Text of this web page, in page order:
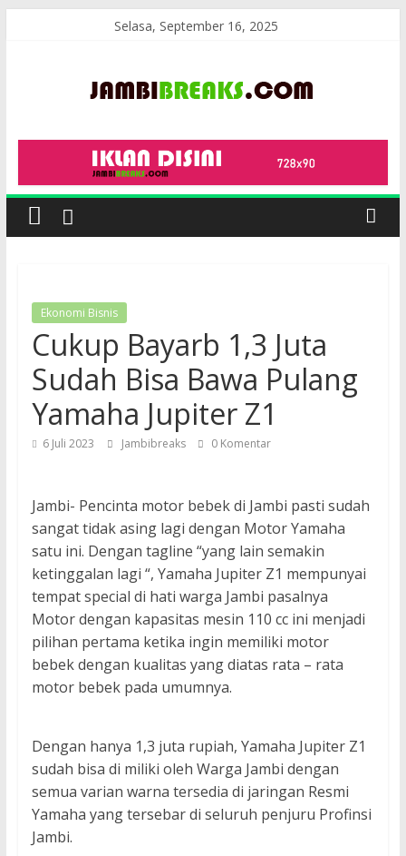
Selasa, September 16, 2025
JambiBreaks
Ekonomi Bisnis
Cukup Bayarb 1,3 Juta
Sudah Bisa Bawa Pulang
Yamaha Jupiter Z1
6 Juli 2023 Jambibreaks 0 Komentar
Jambi- Pencinta motor bebek di Jambi pasti sudah
sangat tidak asing lagi dengan Motor Yamaha
satu ini. Dengan tagline “yang lain semakin
ketinggalan lagi “, Yamaha Jupiter Z1 mempunyai
tempat special di hati warga Jambi pasalnya
Motor dengan kapasitas mesin 110 cc ini menjadi
pilihan pertama ketika ingin memiliki motor
bebek dengan kualitas yang diatas rata – rata
motor bebek pada umumnya.
Dengan hanya 1,3 juta rupiah, Yamaha Jupiter Z1
sudah bisa di miliki oleh Warga Jambi dengan
semua varian warna tersedia di jaringan Resmi
Yamaha yang tersebar di seluruh penjuru Profinsi
Jambi.